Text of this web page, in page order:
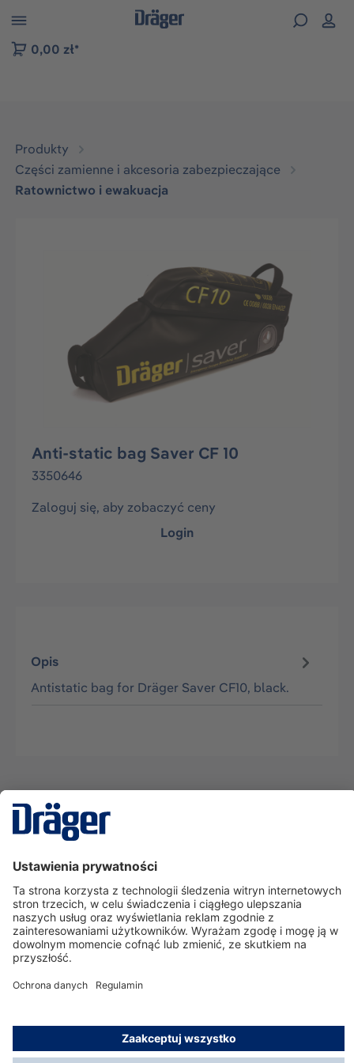
do nawigacji na platformie B2B
0,00 zł*
Produkty
Części zamienne i akcesoria zabezpieczające
Ratownictwo i ewakuacja
Anti-static bag Saver CF 10
3350646
Zaloguj się, aby zobaczyć ceny
Login
Opis
Antistatic bag for Dräger Saver CF10, black.
Serwisowa linia hotline
O nas
Korzystanie ze sklepu
© Dräger Polska Sp. z o.o., 2025